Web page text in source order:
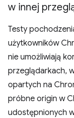
w innej
Testy
użytkowników
nie umożliwiają
przeglądarkach,
opartych na
próbne origin w
udostępnionych